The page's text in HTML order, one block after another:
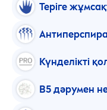
Теріге
Күнделікті
В5 дәрумен